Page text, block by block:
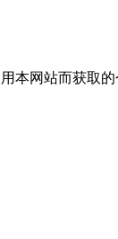
本网站而获取